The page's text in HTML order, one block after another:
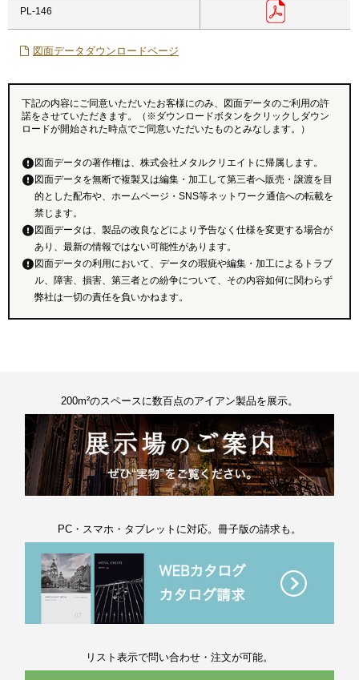
PL-146
図面データダウンロードページ
下記の内容にご同意いただいたお客様にのみ、図面データのご利用の許
諾をさせていただきます。（※ダウンロードボタンをクリックしダウン
ロードが開始された時点でご同意いただいたものとみなします。）
図面データの著作権は、株式会社メタルクリエイトに帰属します。
図面データを無断で複製又は編集・加工して第三者へ販売・譲渡を目
的とした配布や、ホームページ・SNS等ネットワーク通信への転載を
禁じます。
図面データは、製品の改良などにより予告なく仕様を変更する場合が
あり、最新の情報ではない可能性があります。
図面データの利用において、データの瑕疵や編集・加工によるトラブ
ル、障害、損害、第三者との紛争について、その内容如何に関わらず
弊社は一切の責任を負いかねます。
200m²のスペースに数百点のアイアン製品を展示。
PC・スマホ・タブレットに対応。冊子版の請求も。
リスト表示で問い合わせ・注文が可能。